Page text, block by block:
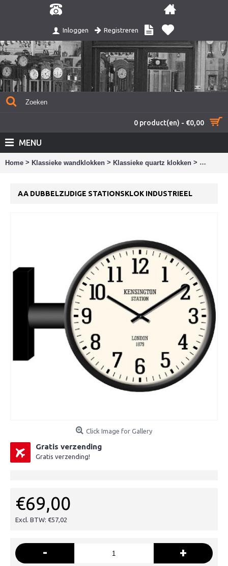
Inloggen Registreren
0 product(en) - €0,00
MENU
Home > Klassieke wandklokken > Klassieke quartz klokken > AA
AA DUBBELZIJDIGE STATIONSKLOK INDUSTRIEEL
Click Image for Gallery
Gratis verzending
Gratis verzending!
€69,00
Excl. BTW: €57,02
- +